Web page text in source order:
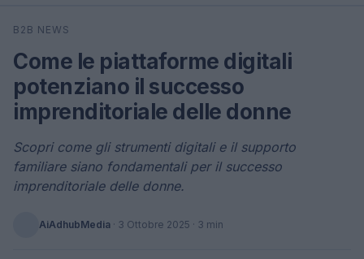
Cerca
B2B NEWS
Come le piattaforme digitali
potenziano il successo
imprenditoriale delle donne
Scopri come gli strumenti digitali e il supporto
familiare siano fondamentali per il successo
imprenditoriale delle donne.
AiAdhubMedia · 3 Ottobre 2025 · 3 min